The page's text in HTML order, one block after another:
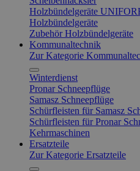
Holzbündelgeräte
Holzbündelgeräte
Zubehör Holzbündelgeräte
Kommunaltechnik
Zur Kategorie
Winterdienst
Pronar Schneepflüge
Samasz Schneepflüge
Schürfleisten für Samasz
Schürfleisten für Pronar
Kehrmaschinen
Ersatzteile
Zur Kategorie Ersatzteile